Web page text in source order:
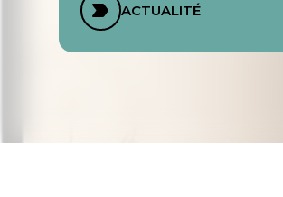
ACTUALITÉ